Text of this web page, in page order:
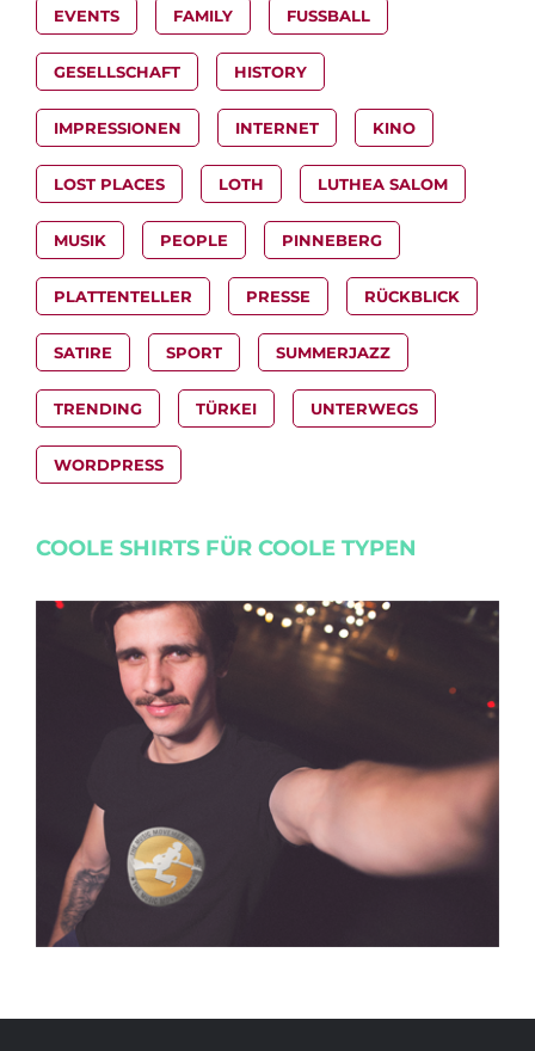
EVENTS FAMILY FUSSBALL
GESELLSCHAFT HISTORY
IMPRESSIONEN INTERNET KINO
LOST PLACES LOTH LUTHEA SALOM
MUSIK PEOPLE PINNEBERG
PLATTENTELLER PRESSE RÜCKBLICK
SATIRE SPORT SUMMERJAZZ
TRENDING TÜRKEI UNTERWEGS
WORDPRESS
COOLE SHIRTS FÜR COOLE TYPEN